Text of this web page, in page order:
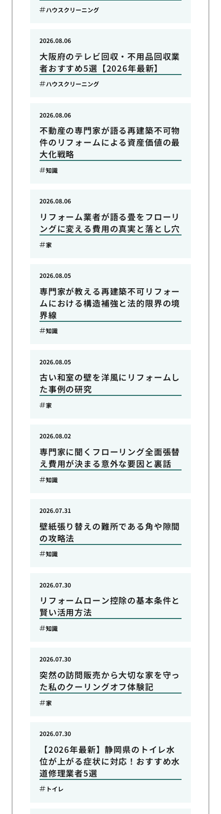
ハウスクリーニング
大阪府のテレビ回収・不用品回収業
者おすすめ5選【2026年最新】
2026.08.06
ハウスクリーニング
不動産の専門家が語る再建築不可物
件のリフォームによる資産価値の最
大化戦略
2026.08.06
知識
リフォーム業者が語る畳をフローリ
ングに変える費用の真実と落とし穴
2026.08.06
家
専門家が教える再建築不可リフォー
ムにおける構造補強と法的限界の境
界線
2026.08.05
知識
古い和室の壁を洋風にリフォームし
た事例の研究
2026.08.05
家
専門家に聞くフローリング全面張替
え費用が決まる意外な要因と裏話
2026.08.02
知識
壁紙張り替えの難所である角や隙間
の攻略法
2026.07.31
知識
リフォームローン控除の基本条件と
賢い活用方法
2026.07.30
知識
突然の訪問販売から大切な家を守っ
た私のクーリングオフ体験記
2026.07.30
家
【2026年最新】静岡県のトイレ水
位が上がる症状に対応！おすすめ水
道修理業者5選
2026.07.30
トイレ